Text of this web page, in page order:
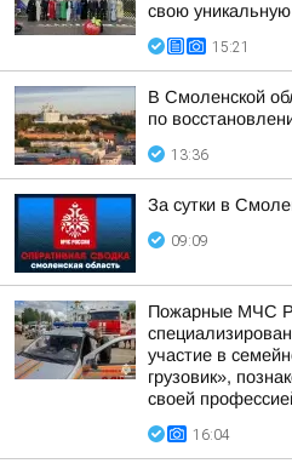
свою
15:21
В Смоленской
по
13:36
За сутки в
09:09
Пожарные МЧС
участие в
грузовик»,
своей
16:04